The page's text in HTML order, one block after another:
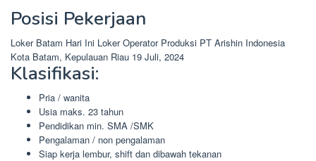
Posisi Pekerjaan
Loker Batam Hari Ini Loker Operator Produksi PT Arishin Indonesia
Kota Batam, Kepulauan Riau 19 Juli, 2024
Klasifikasi:
Pria / wanita
Usia maks. 23 tahun
Pendidikan min. SMA /SMK
Pengalaman / non pengalaman
Siap kerja lembur, shift dan dibawah tekanan